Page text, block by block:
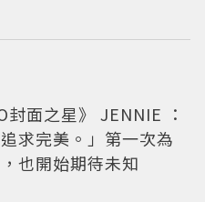
封面之星》 JENNIE ：
追求完美。」第一次為
也開始期待未知